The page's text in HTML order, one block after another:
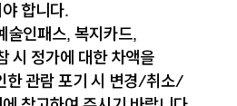
합니다.
술인패스, 복지카드,
시 정가에 대한 차액을
한 관람 포기 시 변경/취소/